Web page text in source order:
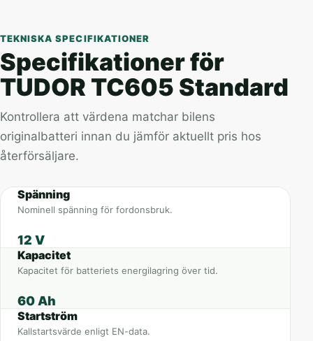
TEKNISKA SPECIFIKATIONER
Specifikationer för
TUDOR TC605 Standard
Kontrollera att värdena matchar bilens
originalbatteri innan du jämför aktuellt pris hos
återförsäljare.
Spänning
Nominell spänning för fordonsbruk.
12 V
Kapacitet
Kapacitet för batteriets energilagring över tid.
60 Ah
Startström
Kallstartsvärde enligt EN-data.